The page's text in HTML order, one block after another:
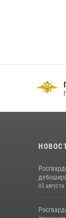
05